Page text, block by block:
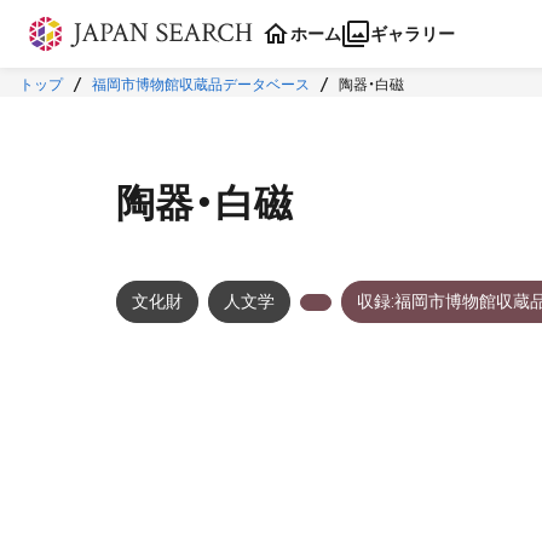
本文に飛ぶ
ホーム ギャラリー
トップ 福岡市博物館収蔵品データベース 陶器・白磁
陶器・白磁
文化財 人文学 収録:福岡市博物館収蔵